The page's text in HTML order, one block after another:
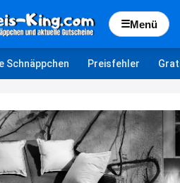
☰Menü
Schnäppchen Preisfehler